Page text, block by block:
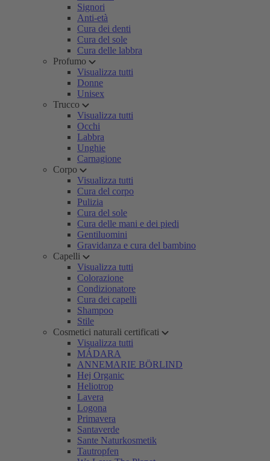
Signori
Anti-età
Cura dei denti
Cura del sole
Cura delle labbra
Profumo
Visualizza tutti
Donne
Unisex
Trucco
Visualizza tutti
Occhi
Labbra
Unghie
Carnagione
Corpo
Visualizza tutti
Cura del corpo
Pulizia
Cura del sole
Cura delle mani e dei piedi
Gentiluomini
Gravidanza e cura del bambino
Capelli
Visualizza tutti
Colorazione
Condizionatore
Cura dei capelli
Shampoo
Stile
Cosmetici naturali certificati
Visualizza tutti
MÁDARA
ANNEMARIE BÖRLIND
Hej Organic
Heliotrop
Lavera
Logona
Primavera
Santaverde
Sante Naturkosmetik
Tautropfen